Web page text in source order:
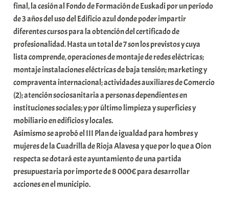
final, la cesión al Fondo de Formación de Euskadi por un período
de 3 años del uso del Edificio azul donde poder impartir
diferentes cursos para la obtención del certificado de
profesionalidad. Hasta un total de 7 son los previstos y cuya
lista comprende, operaciones de montaje de redes eléctricas;
montaje instalaciones eléctricas de baja tensión; marketing y
compraventa internacional; actividades auxiliares de Comercio
(2); atención sociosanitaria a personas dependientes en
instituciones sociales; y por último limpieza y superficies y
mobiliario en edificios y locales.
Asimismo se aprobó el III Plan de igualdad para hombres y
mujeres de la Cuadrilla de Rioja Alavesa y que por lo que a Oion
respecta se dotará este ayuntamiento de una partida
presupuestaria por importe de 8 000€ para desarrollar
acciones en el municipio.